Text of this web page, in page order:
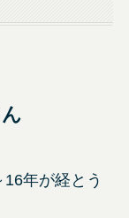
年が経とう